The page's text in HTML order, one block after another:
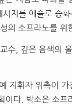
지를 예술로 승
의 소프라노를 위
수, 깊은 음색의
지휘자 위촉이 가
다. 박소은 소프